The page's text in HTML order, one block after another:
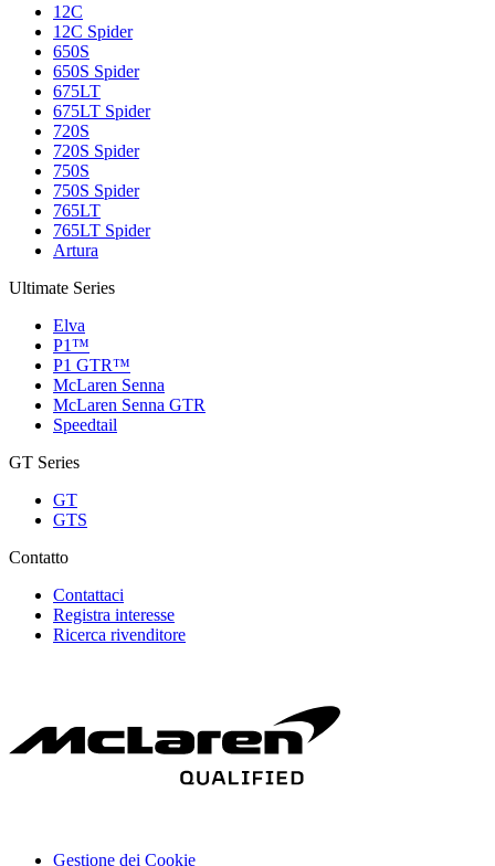
12C
12C Spider
650S
650S Spider
675LT
675LT Spider
720S
720S Spider
750S
750S Spider
765LT
765LT Spider
Artura
Ultimate Series
Elva
P1™
P1 GTR™
McLaren Senna
McLaren Senna GTR
Speedtail
GT Series
GT
GTS
Contatto
Contattaci
Registra interesse
Ricerca rivenditore
Gestione dei Cookie